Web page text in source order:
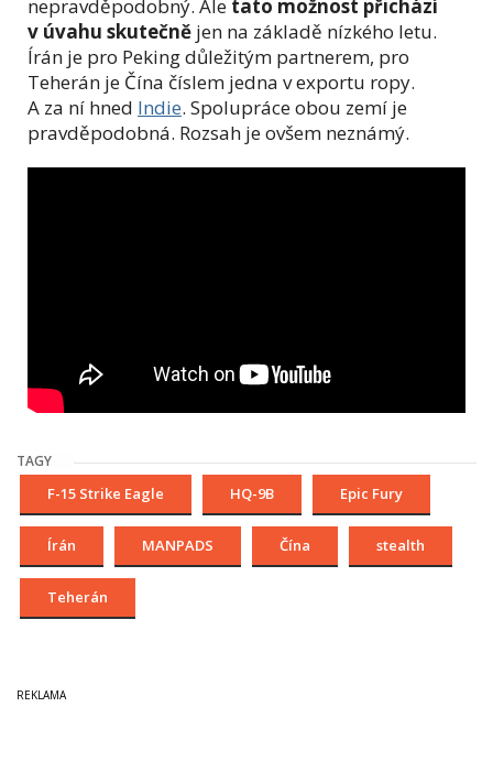
nepravděpodobný. Ale tato možnost přichází
v úvahu skutečně jen na základě nízkého letu.
Írán je pro Peking důležitým partnerem, pro
Teherán je Čína číslem jedna v exportu ropy.
A za ní hned Indie. Spolupráce obou zemí je
pravděpodobná. Rozsah je ovšem neznámý.
TAGY
F-15 Strike Eagle HQ-9B Epic Fury
Írán MANPADS Čína stealth
Teherán